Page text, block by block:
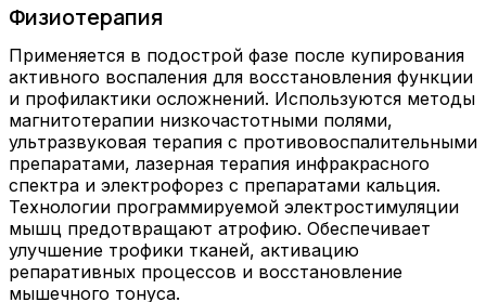
Физиотерапия
Применяется в подострой фазе после купирования
активного воспаления для восстановления функции
и профилактики осложнений. Используются методы
магнитотерапии низкочастотными полями,
ультразвуковая терапия с противовоспалительными
препаратами, лазерная терапия инфракрасного
спектра и электрофорез с препаратами кальция.
Технологии программируемой электростимуляции
мышц предотвращают атрофию. Обеспечивает
улучшение трофики тканей, активацию
репаративных процессов и восстановление
мышечного тонуса.